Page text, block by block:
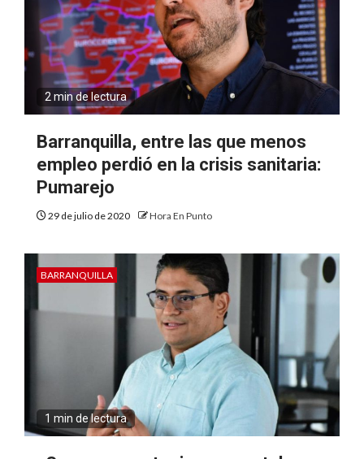
2 min de lectura
Barranquilla, entre las que menos
empleo perdió en la crisis sanitaria:
Pumarejo
29 de julio de 2020 Hora En Punto
BARRANQUILLA
1 min de lectura